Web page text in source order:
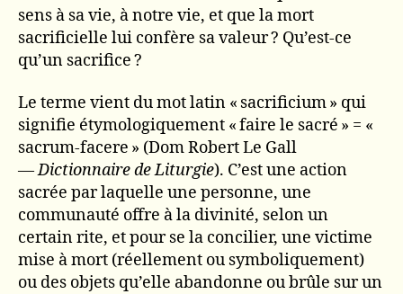
sens à sa vie, à notre vie, et que la mort
sacrificielle lui confère sa valeur ? Qu’est-ce
qu’un sacrifice ?
Le terme vient du mot latin « sacrificium » qui
signifie étymologiquement « faire le sacré » = «
sacrum-facere » (Dom Robert Le Gall
—Dictionnaire de Liturgie). C’est une action
sacrée par laquelle une personne, une
communauté offre à la divinité, selon un
certain rite, et pour se la concilier, une victime
mise à mort (réellement ou symboliquement)
ou des objets qu’elle abandonne ou brûle sur un